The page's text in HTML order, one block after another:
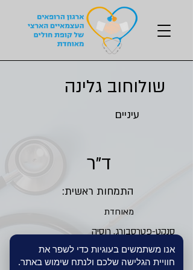
אנו משתמשים בעוגיות כדי לשפר את
חוויית הגלישה שלכם ולנתח שימוש באתר.
שולוחוב גלינה
עיניים
ד"ר
התמחות ראשית:
מאוחדת
סנקט-פטרסבורג, רוסיה
למדתי רפואה ב:
"ברזילי", אשקלון